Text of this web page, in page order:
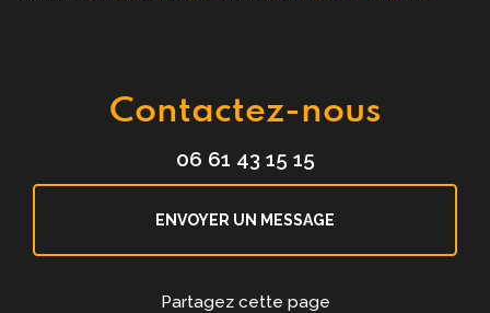
Contactez-nous
06 61 43 15 15
ENVOYER UN MESSAGE
Partagez cette page